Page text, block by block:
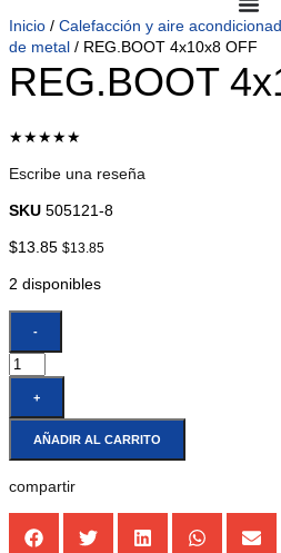
Inicio / Calefacción y aire
de metal / REG.BOOT 4x10x8 OFF
REG.BOOT
★★★★★
Escribe una reseña
SKU 505121-8
$13.85 $13.85
2 disponibles
-
+
AÑADIR AL CARRITO
compartir